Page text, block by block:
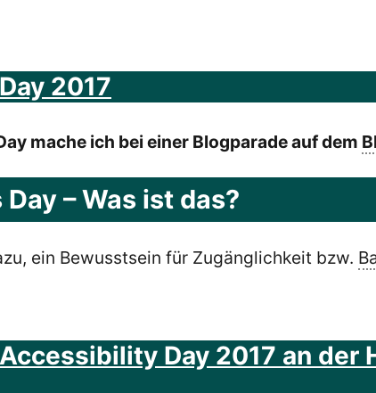
2017
mache ich bei einer Blogparade auf dem
– Was ist das?
ein Bewusstsein für Zugänglichkeit bzw.
Day 2017 an der